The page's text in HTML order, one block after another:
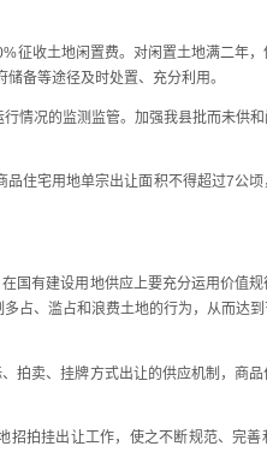
收土地闲置费。对闲置土地满二年，
备等途径及时处置、充分利用。
况的监测监管。加强我县批而未供和
住宅用地单宗出让面积不得超过7公顷
有建设用地供应上要充分运用价值规
占、滥占和浪费土地的行为，从而达
卖、挂牌方式出让的供应机制，商品
拍挂出让工作，使之不断规范、完善